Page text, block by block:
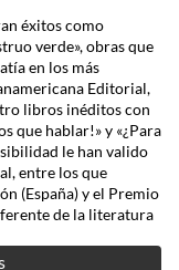
éxitos como
verde», obras que
en los más
Editorial,
libros inéditos con
que hablar!» y «¿Para
le han valido
entre los que
(España) y el Premio
de la literatura